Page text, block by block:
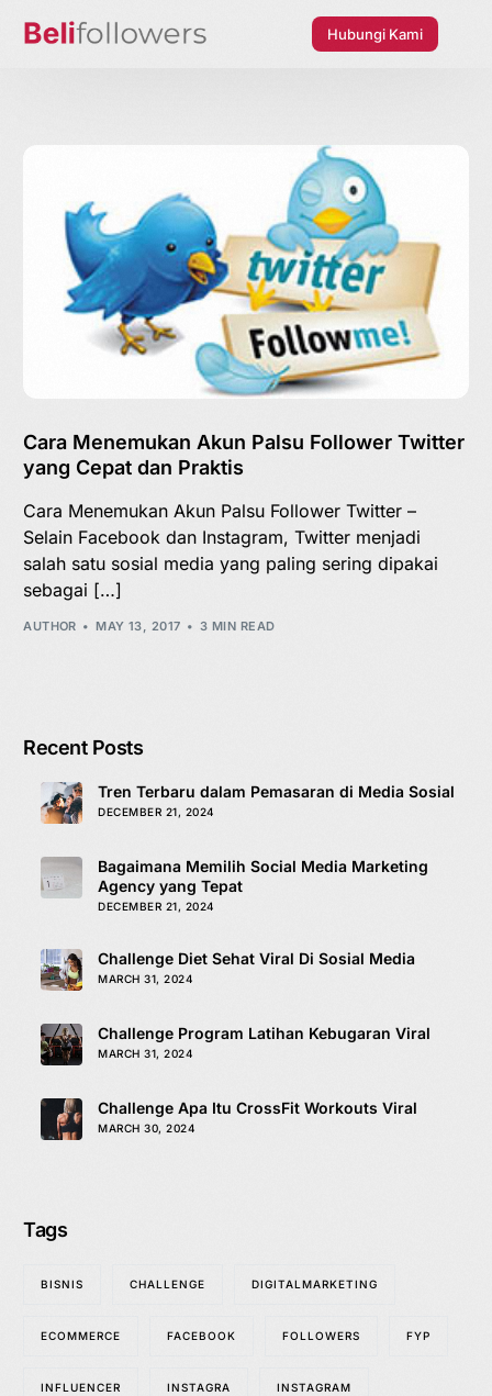
Hubungi Kami
Cara Menemukan Akun Palsu Follower Twitter
yang Cepat dan Praktis
Cara Menemukan Akun Palsu Follower Twitter –
Selain Facebook dan Instagram, Twitter menjadi
salah satu sosial media yang paling sering dipakai
sebagai […]
AUTHOR MAY 13, 2017 3 MIN READ
Recent Posts
Tren Terbaru dalam Pemasaran di Media Sosial
DECEMBER 21, 2024
Bagaimana Memilih Social Media Marketing
Agency yang Tepat
DECEMBER 21, 2024
Challenge Diet Sehat Viral Di Sosial Media
MARCH 31, 2024
Challenge Program Latihan Kebugaran Viral
MARCH 31, 2024
Challenge Apa Itu CrossFit Workouts Viral
MARCH 30, 2024
Tags
BISNIS CHALLENGE DIGITALMARKETING
ECOMMERCE FACEBOOK FOLLOWERS FYP
INFLUENCER INSTAGRA INSTAGRAM